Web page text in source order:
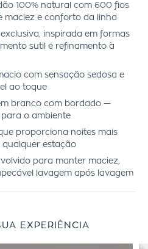
100% natural com 600 fios
maciez e conforto da linha
inspirada em formas
sutil e refinamento à
com sensação sedosa e
ao toque
branco com bordado —
o ambiente
proporciona noites mais
qualquer estação
para manter maciez,
lavagem após lavagem
EXPERIÊNCIA